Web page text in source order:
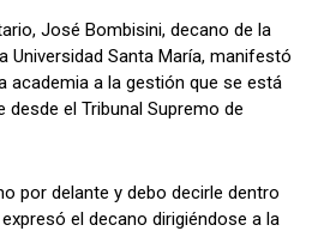
José Bombisini, decano de la
Universidad Santa María, manifestó
academia a la gestión que se está
el Tribunal Supremo de
por delante y debo decirle dentro
el decano dirigiéndose a la